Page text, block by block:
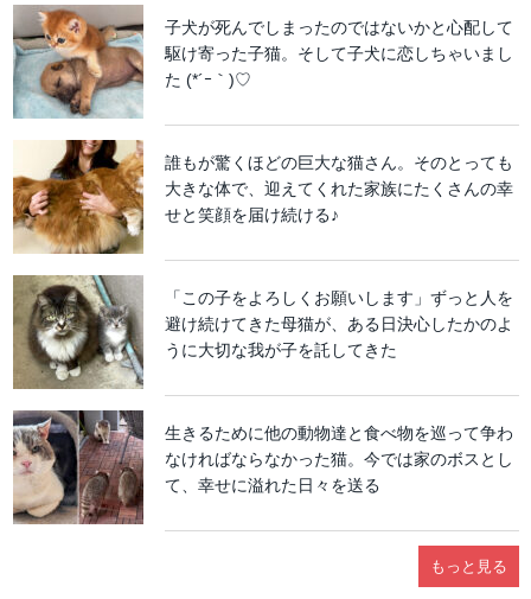
子犬が死んでしまったのではないかと心配して
駆け寄った子猫。そして子犬に恋しちゃいまし
た (*´ｰ｀)♡
誰もが驚くほどの巨大な猫さん。そのとっても
大きな体で、迎えてくれた家族にたくさんの幸
せと笑顔を届け続ける♪
「この子をよろしくお願いします」ずっと人を
避け続けてきた母猫が、ある日決心したかのよ
うに大切な我が子を託してきた
生きるために他の動物達と食べ物を巡って争わ
なければならなかった猫。今では家のボスとし
て、幸せに溢れた日々を送る
もっと見る